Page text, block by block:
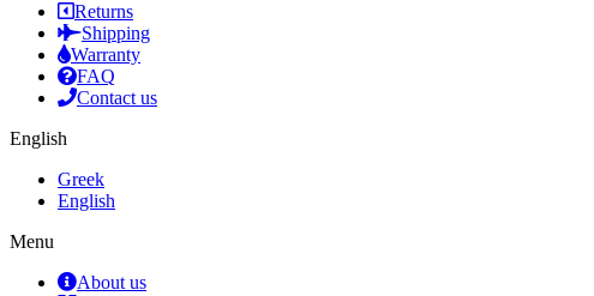
Returns
Shipping
Warranty
FAQ
Contact us
English
Greek
English
Menu
About us